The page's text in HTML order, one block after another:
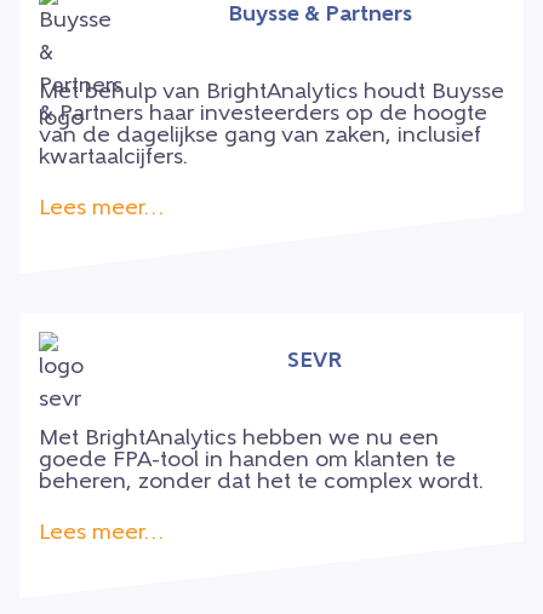
Buysse & Partners
Met behulp van BrightAnalytics houdt Buysse
& Partners haar investeerders op de hoogte
van de dagelijkse gang van zaken, inclusief
kwartaalcijfers.
Lees meer…
SEVR
Met BrightAnalytics hebben we nu een
goede FPA-tool in handen om klanten te
beheren, zonder dat het te complex wordt.
Lees meer…